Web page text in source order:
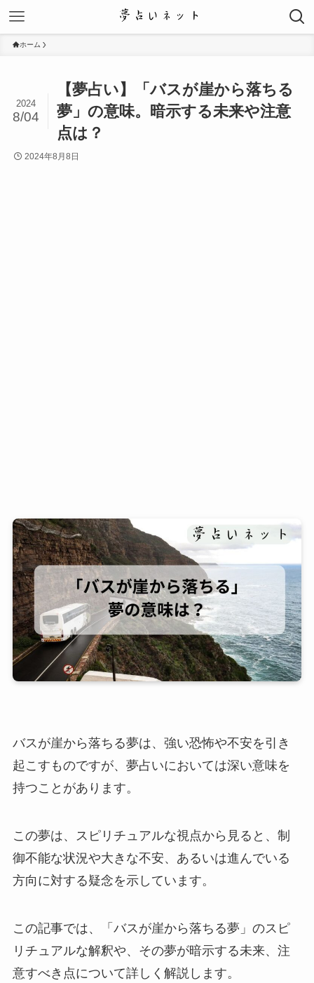
ホーム
【夢占い】「バスが崖から落ちる
夢」の意味。暗示する未来や注意
点は？
2024
8/04
2024年8月8日
バスが崖から落ちる夢は、強い恐怖や不安を引き
起こすものですが、夢占いにおいては深い意味を
持つことがあります。
この夢は、スピリチュアルな視点から見ると、制
御不能な状況や大きな不安、あるいは進んでいる
方向に対する疑念を示しています。
この記事では、「バスが崖から落ちる夢」のスピ
リチュアルな解釈や、その夢が暗示する未来、注
意すべき点について詳しく解説します。